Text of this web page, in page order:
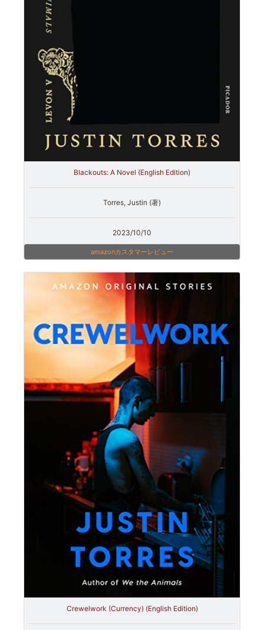
Blackouts: A Novel (English Edition)
Torres, Justin (著)
2023/10/10
amazonカスタマーレビュー
Crewelwork (Currency) (English Edition)